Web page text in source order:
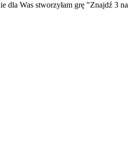
dla Was stworzyłam grę "Znajdź 3